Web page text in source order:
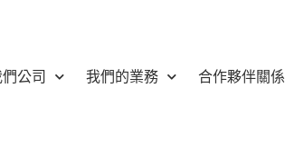
公司 我們的業務 合作夥伴關係